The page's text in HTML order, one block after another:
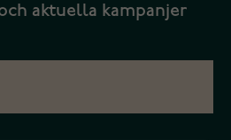
aktuella kampanjer